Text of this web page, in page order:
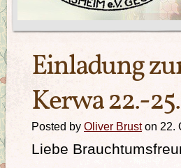
Einladung
Kerwa 22.-
Posted by Oliver Bruston 22.
Liebe